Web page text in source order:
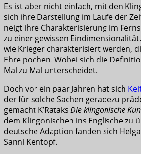
Es ist aber nicht einfach, mit den
sich ihre Darstellung im Laufe der
neigt ihre Charakterisierung im
zu einer gewissen
wie Krieger charakterisiert werden,
Ehre pochen. Wobei sich die
Mal zu Mal unterscheidet.
Doch vor ein paar Jahren hat sich
der für solche Sachen geradezu
gemacht K’Rataks Die klingonische
dem Klingonischen ins Englische zu
deutsche Adaption fanden sich
Sanni Kentopf.